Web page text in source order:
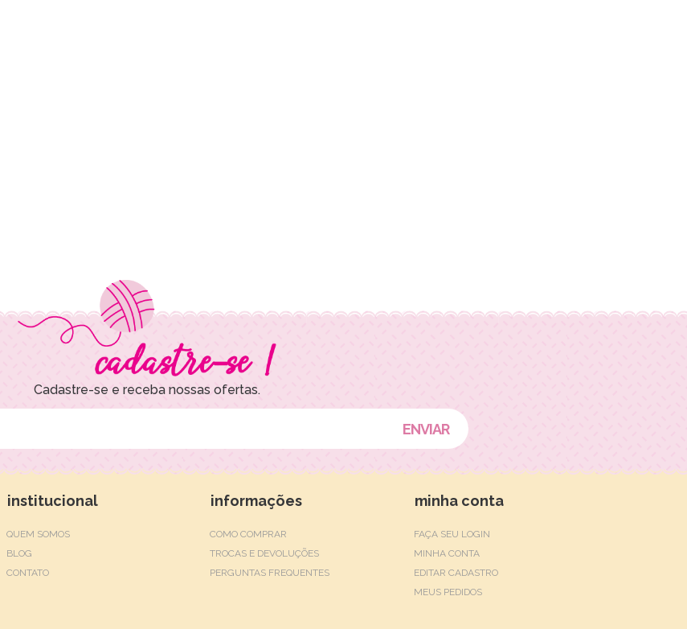
Cadastre-se e receba nossas ofertas.
institucional
QUEM SOMOS
BLOG
CONTATO
informações
COMO COMPRAR
TROCAS E DEVOLUÇÕES
PERGUNTAS FREQUENTES
minha conta
FAÇA SEU LOGIN
MINHA CONTA
EDITAR CADASTRO
MEUS PEDIDOS